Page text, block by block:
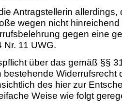
Antragstellerin allerdings,
wegen nicht hinreichend
gegen eine
Nr. 11 UWG.
über das gemäß §§
bestehende Widerrufsrecht
des hier zur
Weise wie folgt